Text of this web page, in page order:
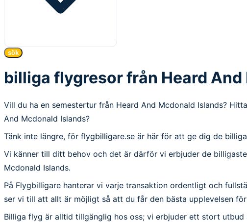
sök
billiga flygresor från Heard
Vill du ha en semestertur från Heard And Mcdonald Islands?
And Mcdonald Islands?
Tänk inte längre, för flygbilligare.se är här för att ge dig de
Vi känner till ditt behov och det är därför vi erbjuder de
Mcdonald Islands.
På Flygbilligare hanterar vi varje transaktion ordentligt och
ser vi till att allt är möjligt så att du får den bästa upplevelsen
Billiga flyg är alltid tillgänglig hos oss; vi erbjuder ett stort